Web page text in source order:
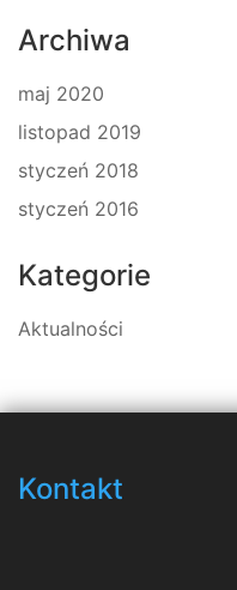
Archiwa
maj 2020
listopad 2019
styczeń 2018
styczeń 2016
Kategorie
Aktualności
Kontakt